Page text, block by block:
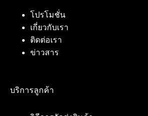
โปรโมชั่น
เกี่ยวกับเรา
ติดต่อเรา
ข่าวสาร
บริการลูกค้า